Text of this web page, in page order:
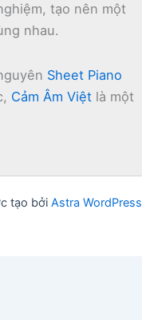
tạo nên một
nhau.
Sheet Piano
Cảm Âm Việt là một
tạo bởi Astra WordPress